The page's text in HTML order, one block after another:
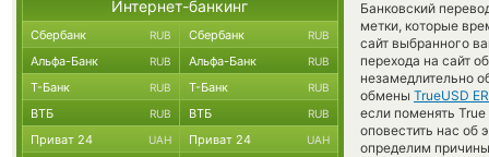
Банковский
метки, которые
сайт выбранного
перехода на сайт
незамедлительно
обмены TrueUSD
если поменять
оповестить нас
определим
Интернет-банкинг
Сбербанк RUB Сбербанк RUB
Альфа-Банк RUB Альфа-Банк RUB
Т-Банк RUB Т-Банк RUB
ВТБ RUB ВТБ RUB
Приват 24 UAH Приват 24 UAH